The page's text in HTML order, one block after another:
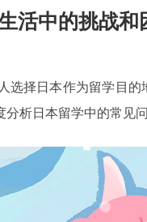
活中的挑战和
选择日本作为留学目
析日本留学中的常见